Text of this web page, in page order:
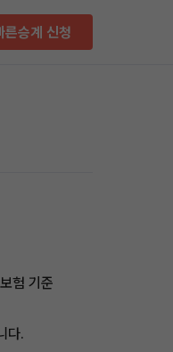
른승계 신청
험 기준
다.